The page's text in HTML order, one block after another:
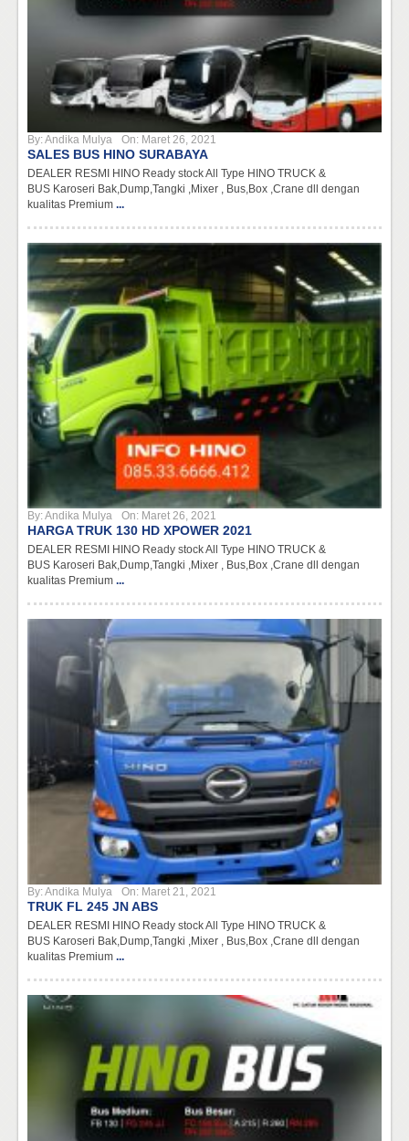
By:Andika Mulya On: Maret 26, 2021
SALES BUS HINO SURABAYA
DEALER RESMI HINO Ready stock All Type HINO TRUCK &
BUS Karoseri Bak,Dump,Tangki ,Mixer , Bus,Box ,Crane dll dengan
kualitas Premium ...
By:Andika Mulya On: Maret 26, 2021
HARGA TRUK 130 HD XPOWER 2021
DEALER RESMI HINO Ready stock All Type HINO TRUCK &
BUS Karoseri Bak,Dump,Tangki ,Mixer , Bus,Box ,Crane dll dengan
kualitas Premium ...
By:Andika Mulya On: Maret 21, 2021
TRUK FL 245 JN ABS
DEALER RESMI HINO Ready stock All Type HINO TRUCK &
BUS Karoseri Bak,Dump,Tangki ,Mixer , Bus,Box ,Crane dll dengan
kualitas Premium ...